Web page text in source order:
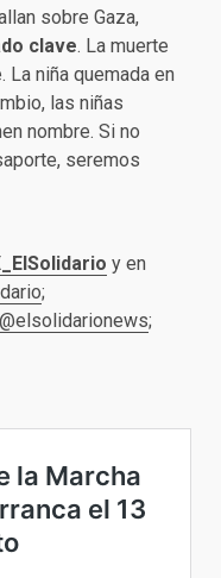
sobre Gaza,
clave. La muerte
niña quemada en
las niñas
nombre. Si no
seremos
y en
;
@elsolidarionews;